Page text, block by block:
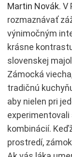
Martin Novák.
rozmaznávať
výnimočným
krásne
slovenskej
Zámocká
tradičnú
aby nielen pri
experimentovali
kombinácií.
prostredí,